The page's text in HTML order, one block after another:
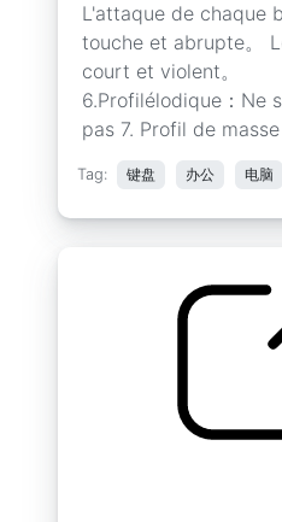
L'attaque de chaque
touche et abrupte。
court et violent。
6.Profilélodique：Ne
pas 7. Profil de
Tag: 键盘 办公 电脑